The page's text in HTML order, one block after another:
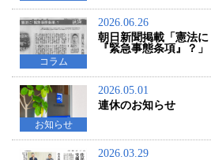
コラム
2026.06.26
朝日新聞掲載「憲法に
『緊急事態条項』？」
お知らせ
2026.05.01
連休のお知らせ
2026.03.29